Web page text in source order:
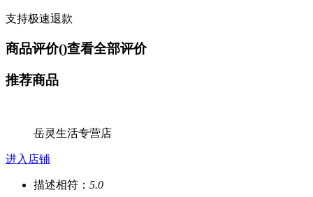
支持极速退款
商品评价()查看全部评价
推荐商品
岳灵生活专营店
进入店铺
描述相符： 5.0